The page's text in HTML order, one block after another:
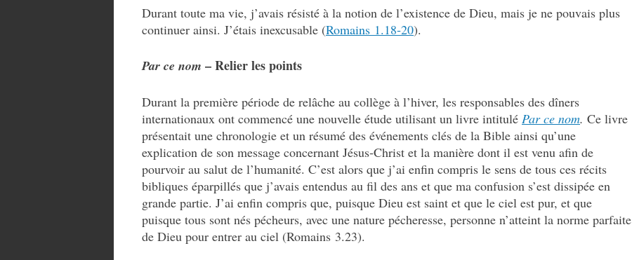
Durant toute ma vie, j’avais résisté à la notion de l’existence de Dieu, mais je ne pouvais plus
continuer ainsi. J’étais inexcusable (Romains 1.18‑20).
Par ce nom – Relier les points
Durant la première période de relâche au collège à l’hiver, les responsables des dîners
internationaux ont commencé une nouvelle étude utilisant un livre intitulé Par ce nom. Ce livre
présentait une chronologie et un résumé des événements clés de la Bible ainsi qu’une
explication de son message concernant Jésus‑Christ et la manière dont il est venu afin de
pourvoir au salut de l’humanité. C’est alors que j’ai enfin compris le sens de tous ces récits
bibliques éparpillés que j’avais entendus au fil des ans et que ma confusion s’est dissipée en
grande partie. J’ai enfin compris que, puisque Dieu est saint et que le ciel est pur, et que
puisque tous sont nés pécheurs, avec une nature pécheresse, personne n’atteint la norme parfaite
de Dieu pour entrer au ciel (Romains 3.23).